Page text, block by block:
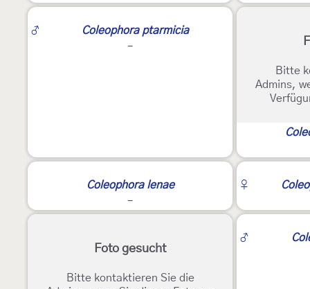
♂
Coleophora ptarmicia
-
Bitte
Admins,
Coleophora lenae
-
♀
Foto gesucht
Bitte kontaktieren Sie die
♂